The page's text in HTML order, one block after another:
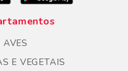
AVES
E VEGETAIS